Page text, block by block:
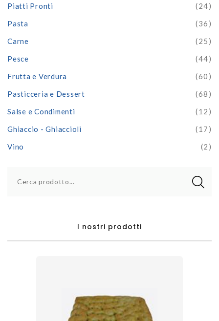
Piatti Pronti
(24)
Pasta
(36)
Carne
(25)
Pesce
(44)
Frutta e Verdura
(60)
Pasticceria e Dessert
(68)
Salse e Condimenti
(12)
Ghiaccio - Ghiaccioli
(17)
Vino
(2)
Cerca prodotto...
I nostri prodotti